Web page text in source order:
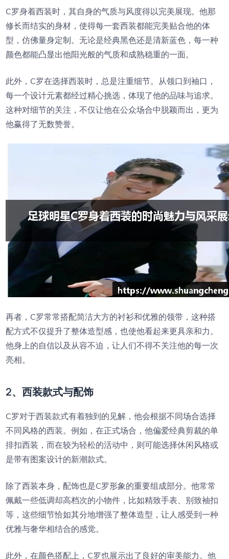
C罗身着西装时，其自身的气质与风度得以完美展现。他那
修长而结实的身材，使得每一套西装都能完美贴合他的体
型，仿佛量身定制。无论是经典黑色还是清新蓝色，每一种
颜色都能凸显出他阳光般的气质和成熟稳重的一面。
此外，C罗在选择西装时，总是注重细节。从领口到袖口，
每一个设计元素都经过精心挑选，体现了他的品味与追求。
这种对细节的关注，不仅让他在公众场合中脱颖而出，更为
他赢得了无数赞誉。
再者，C罗常常搭配简洁大方的衬衫和优雅的领带，这种搭
配方式不仅提升了整体造型感，也使他看起来更具亲和力。
他身上的自信以及从容不迫，让人们不得不关注他的每一次
亮相。
2、西装款式与配饰
C罗对于西装款式有着独到的见解，他会根据不同场合选择
不同风格的西装。例如，在正式场合，他偏爱经典剪裁的单
排扣西装，而在较为轻松的活动中，则可能选择休闲风格或
是带有图案设计的新潮款式。
除了西装本身，配饰也是C罗形象的重要组成部分。他常常
佩戴一些低调却高档次的小物件，比如精致手表、别致袖扣
等，这些细节恰如其分地增强了整体造型，让人感受到一种
优雅与奢华相结合的感觉。
此外，在颜色搭配上，C罗也展示出了良好的审美能力。他